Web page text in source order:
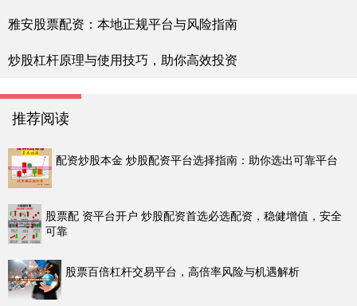
雅安股票配资：本地正规平台与风险指南
炒股杠杆原理与使用技巧，助你高效投资
推荐阅读
配资炒股本金 炒股配资平台选择指南：助你选出可靠平台
股票配 资平台开户 炒股配资首选必选配资，稳健增值，安全
可靠
股票百倍杠杆交易平台，高倍率风险与机遇解析